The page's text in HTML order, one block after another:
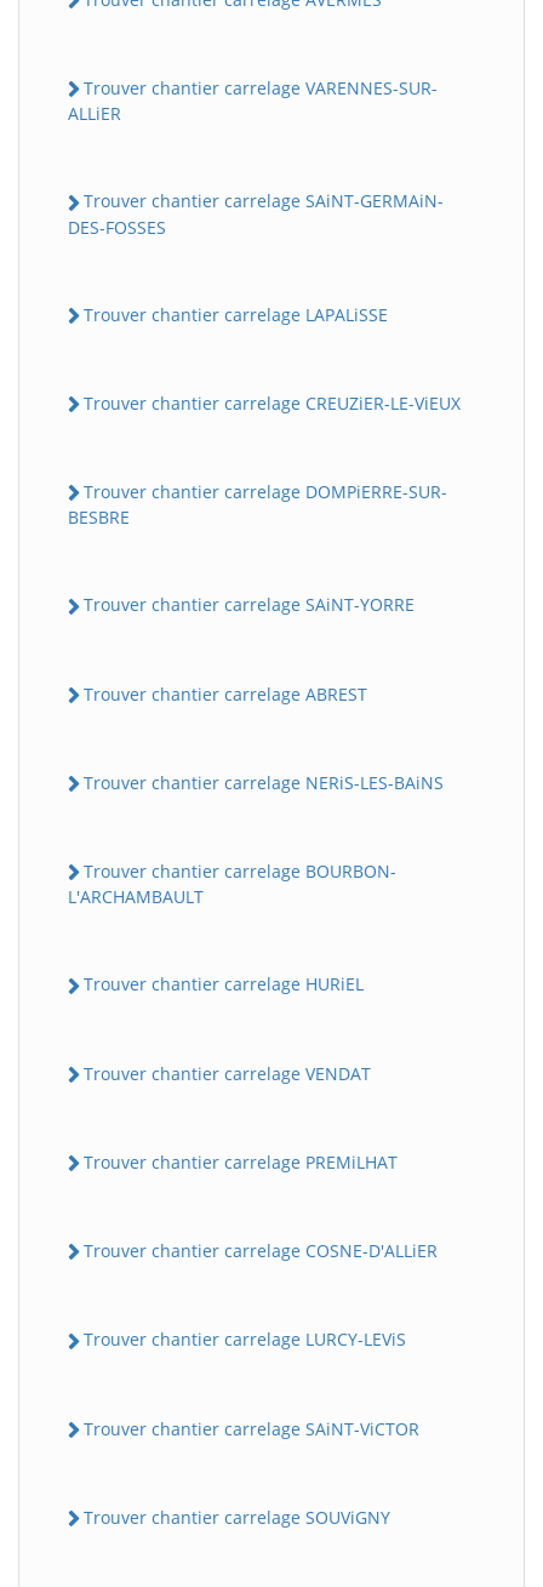
Trouver chantier carrelage VARENNES-SUR-
ALLiER
Trouver chantier carrelage SAiNT-GERMAiN-
DES-FOSSES
Trouver chantier carrelage LAPALiSSE
Trouver chantier carrelage CREUZiER-LE-ViEUX
Trouver chantier carrelage DOMPiERRE-SUR-
BESBRE
Trouver chantier carrelage SAiNT-YORRE
Trouver chantier carrelage ABREST
Trouver chantier carrelage NERiS-LES-BAiNS
Trouver chantier carrelage BOURBON-
L'ARCHAMBAULT
Trouver chantier carrelage HURiEL
Trouver chantier carrelage VENDAT
Trouver chantier carrelage PREMiLHAT
Trouver chantier carrelage COSNE-D'ALLiER
Trouver chantier carrelage LURCY-LEViS
Trouver chantier carrelage SAiNT-ViCTOR
Trouver chantier carrelage SOUViGNY